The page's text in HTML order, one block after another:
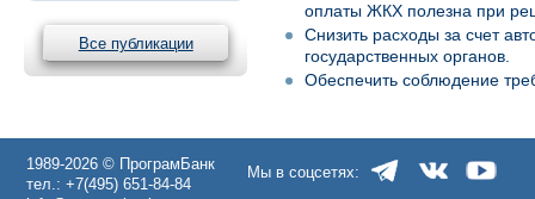
Все публикации
оплаты ЖКХ полезна при
Снизить расходы за счет
государственных органов.
Обеспечить соблюдение
1989-2026 © ПрограмБанк
тел.: +7(495) 651-84-84
Мы в соцсетях: